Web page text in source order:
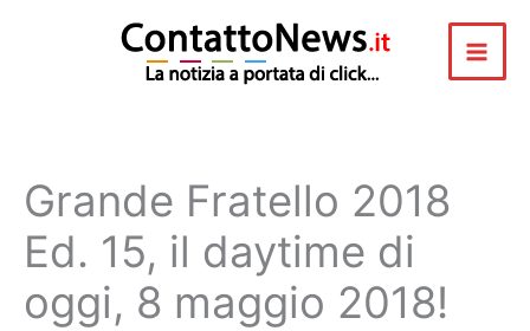
Grande Fratello 2018
Ed. 15, il daytime di
oggi, 8 maggio 2018!